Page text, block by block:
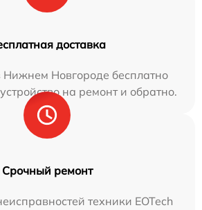
доставка
Новгороде бесплатно
на ремонт и обратно.
Срочный ремонт
техники EOTech